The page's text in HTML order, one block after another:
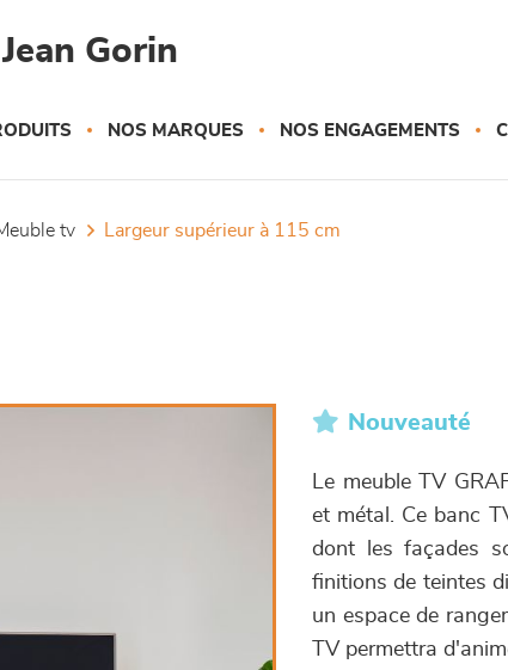
Gorin
NOS MARQUES NOS ENGAGEMENTS
meuble tv largeur supérieur à 115 cm
Nouveauté
Le meuble TV
et métal. Ce banc
dont les façades
finitions de teintes
un espace de
TV permettra